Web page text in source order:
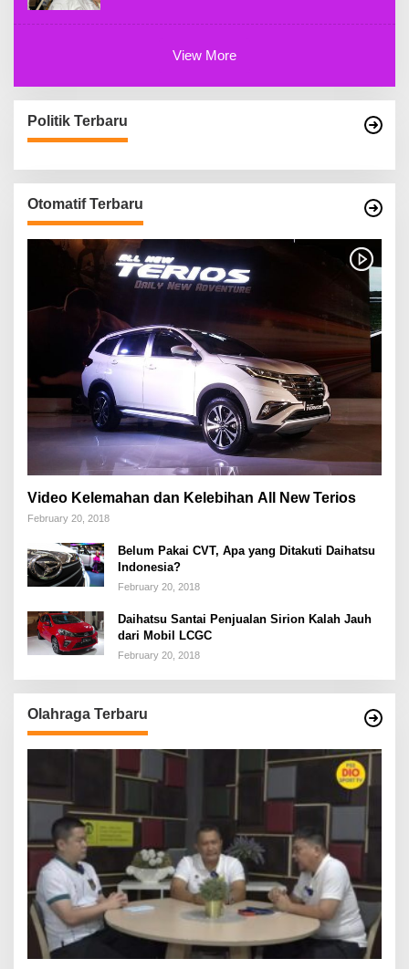
View More
Politik Terbaru
Otomatif Terbaru
Video Kelemahan dan Kelebihan All New Terios
February 20, 2018
Belum Pakai CVT, Apa yang Ditakuti Daihatsu
Indonesia?
February 20, 2018
Daihatsu Santai Penjualan Sirion Kalah Jauh
dari Mobil LCGC
February 20, 2018
Olahraga Terbaru